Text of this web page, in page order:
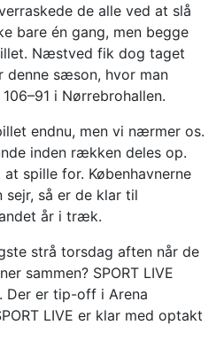
de alle ved at slå
bare én gang, men begge
Næstved fik dog taget
denne sæson, hvor man
i Nørrebrohallen.
endnu, men vi nærmer os.
inden rækken deles op.
spille for. Københavnerne
sejr, så er de klar til
år i træk.
strå torsdag aften når de
sammen? SPORT LIVE
Der er tip-off i Arena
LIVE er klar med optakt